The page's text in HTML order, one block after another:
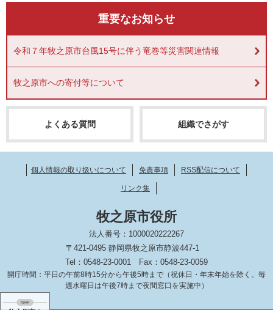
重要なお知らせ
令和７年牧之原市台風15号に伴う竜巻等災害関連情報
牧之原市への寄付等について
よくある質問 組織でさがす
個人情報の取り扱いについて 免責事項 RSS配信について
リンク集
牧之原市役所
法人番号：1000020222267
〒421-0495 静岡県牧之原市静波447-1
Tel：0548-23-0001
Fax：0548-23-0059
開庁時間：平日の午前8時15分から午後5時まで（祝休日・年末年始を除く。毎
週水曜日は午後7時まで夜間窓口を実施中）